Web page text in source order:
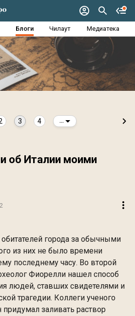
Блоги Чилаут Медиатека
3 4
об Италии моими
города за обычными
из них не было времени
последнему часу. Во второй
Фиорелли нашел способ
людей, ставших свидетелями и
трагедии. Коллеги ученого
заливать раствор